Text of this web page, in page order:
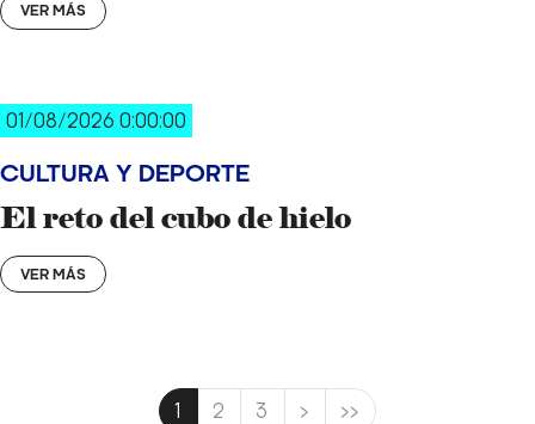
VER MÁS
01/08/2026 0:00:00
CULTURA Y DEPORTE
El reto del cubo de hielo
VER MÁS
1 2 3 > >>